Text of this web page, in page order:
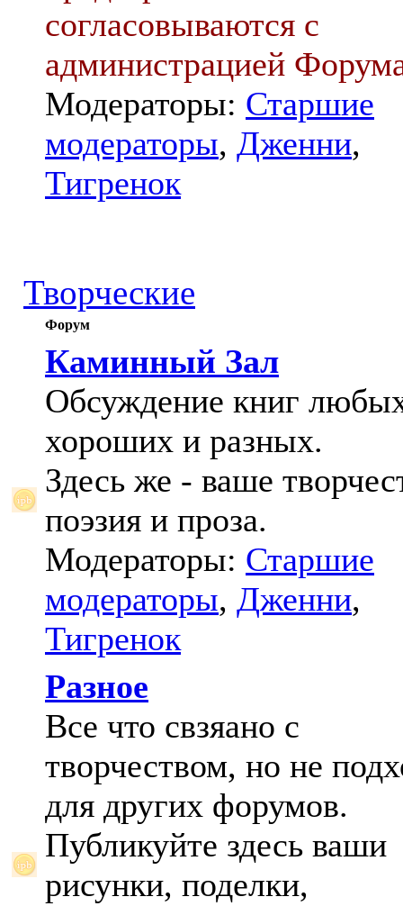
согласовываются с
администрацией
Модераторы: Старшие
модераторы, Дженни,
Тигренок
Творческие
Форум
Каминный Зал
Обсуждение книг
хороших и разных.
Здесь же - ваше
поэзия и проза.
Модераторы: Старшие
модераторы, Дженни,
Тигренок
Разное
Все что свзяано с
творчеством, но не
для других форумов.
Публикуйте здесь ваши
рисунки, поделки,